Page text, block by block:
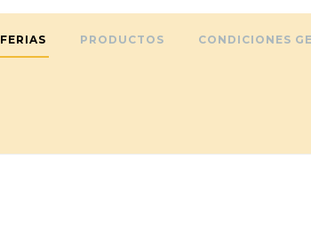
FERIAS PRODUCTOS CONDICIONES